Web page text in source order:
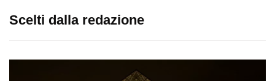
Scelti dalla redazione